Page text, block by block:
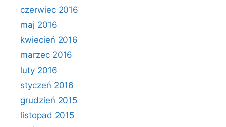
czerwiec 2016
maj 2016
kwiecień 2016
marzec 2016
luty 2016
styczeń 2016
grudzień 2015
listopad 2015